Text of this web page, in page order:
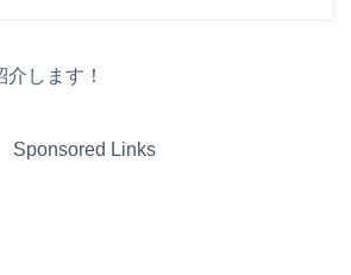
します！
Sponsored Links